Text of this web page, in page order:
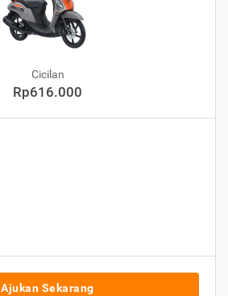
Cicilan
Rp616.000
Ajukan Sekarang